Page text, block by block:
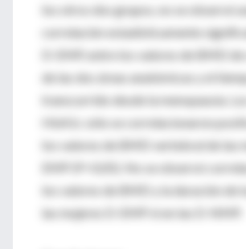
los otros dos grupos, no se observó
correlación estadísticamente
D-EMP, entre los valores de BMD de
de las dos áreas anatómicas y el
transcurrido desde la menopausia.
HbA1c sólo se correlacionaron
los valores de BMD vertebral de las
EMP (P<0,05). No se observó
los valores de BMD y la duración de
las mujeres D-EMP ni en las D-NMP.